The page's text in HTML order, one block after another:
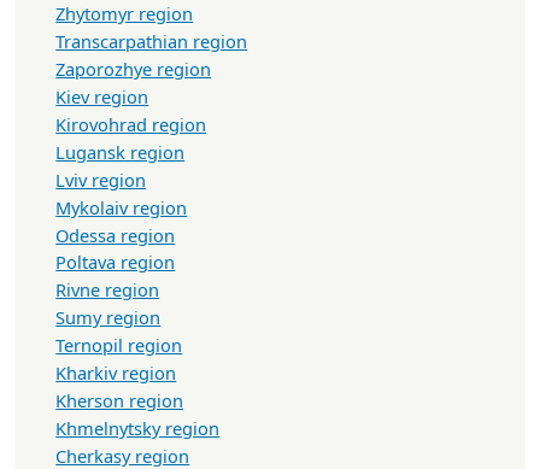
Zhytomyr region
Transcarpathian region
Zaporozhye region
Kiev region
Kirovohrad region
Lugansk region
Lviv region
Mykolaiv region
Odessa region
Poltava region
Rivne region
Sumy region
Ternopil region
Kharkiv region
Kherson region
Khmelnytsky region
Cherkasy region